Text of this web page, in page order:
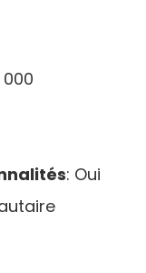
000
: Oui